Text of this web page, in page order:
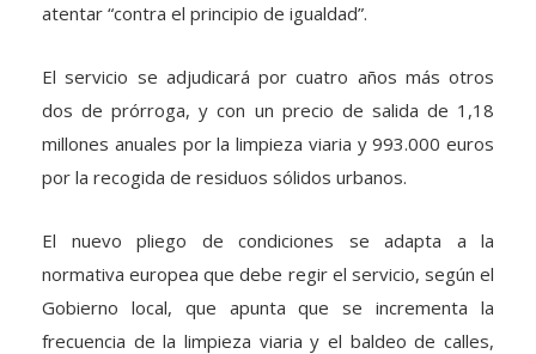
atentar “contra el principio de igualdad”.
El servicio se adjudicará por cuatro años más otros
dos de prórroga, y con un precio de salida de 1,18
millones anuales por la limpieza viaria y 993.000 euros
por la recogida de residuos sólidos urbanos.
El nuevo pliego de condiciones se adapta a la
normativa europea que debe regir el servicio, según el
Gobierno local, que apunta que se incrementa la
frecuencia de la limpieza viaria y el baldeo de calles,